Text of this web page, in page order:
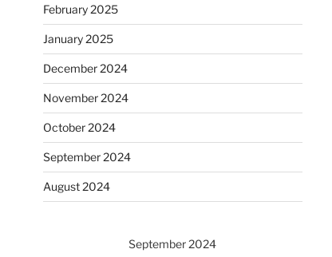
February 2025
January 2025
December 2024
November 2024
October 2024
September 2024
August 2024
September 2024